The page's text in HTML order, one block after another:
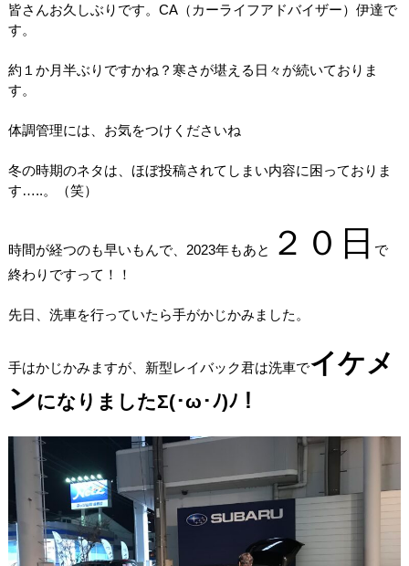
皆さんお久しぶりです。CA（カーライフアドバイザー）伊達で
す。
約１か月半ぶりですかね？寒さが堪える日々が続いておりま
す。
体調管理には、お気をつけくださいね
冬の時期のネタは、ほぼ投稿されてしまい内容に困っておりま
す…..。（笑）
時間が経つのも早いもんで、2023年もあと ２０ 日 で
終わりですって！！
先日、洗車を行っていたら手がかじかみました。
手はかじかみますが、新型レイバック君は洗車でイケメ
ンになりましたΣ(･ω･ﾉ)ﾉ！